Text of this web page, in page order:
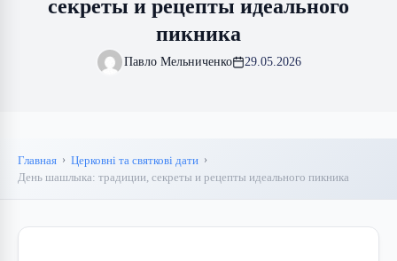
секреты и рецепты идеального
пикника
Павло Мельниченко 29.05.2026
Главная
Церковні та святкові дати
День шашлыка: традиции, секреты и рецепты идеального пикника